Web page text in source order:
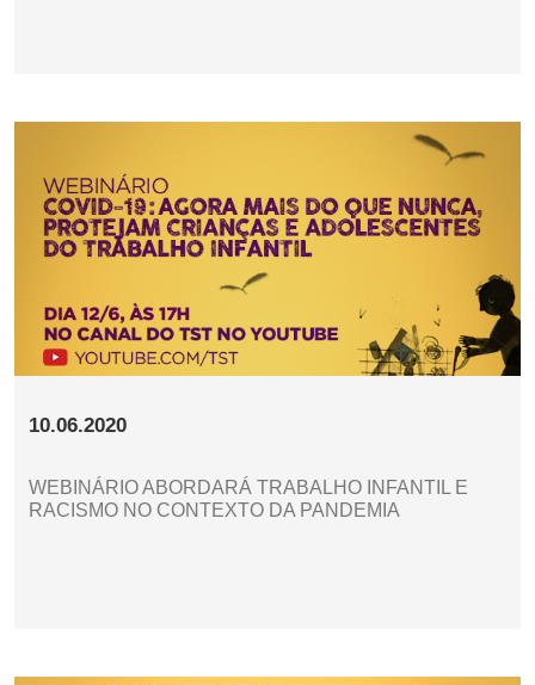
10.06.2020
WEBINÁRIO ABORDARÁ TRABALHO INFANTIL E
RACISMO NO CONTEXTO DA PANDEMIA